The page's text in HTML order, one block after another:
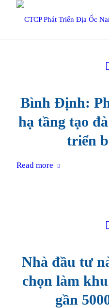
Bình Định:
hạ tầng tạo
triển
Read more
Nhà đầu tư
chọn làm
gần